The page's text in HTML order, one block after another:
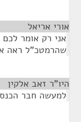
אורי אריאל
אני רק אומר
שהרמטכ"ל ראה
היו"ר זאב אלקין
למעשה חבר